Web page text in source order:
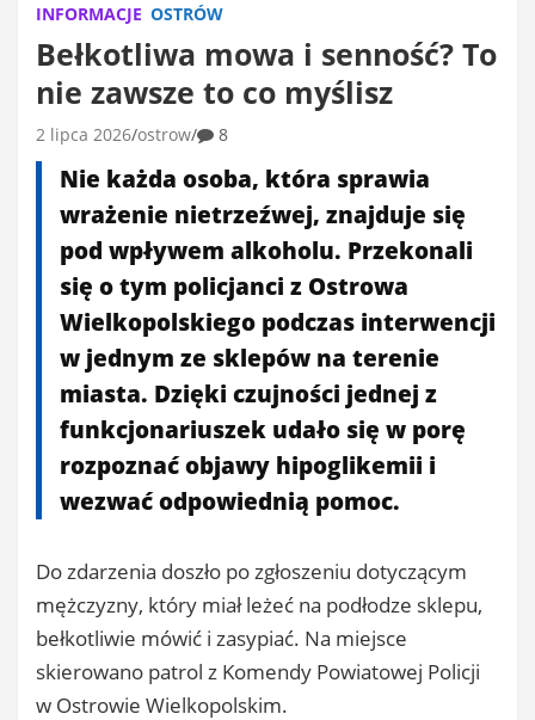
INFORMACJE OSTRÓW
Bełkotliwa mowa i senność? To
nie zawsze to co myślisz
2 lipca 2026 ostrow 8
Nie każda osoba, która sprawia
wrażenie nietrzeźwej, znajduje się
pod wpływem alkoholu. Przekonali
się o tym policjanci z Ostrowa
Wielkopolskiego podczas interwencji
w jednym ze sklepów na terenie
miasta. Dzięki czujności jednej z
funkcjonariuszek udało się w porę
rozpoznać objawy hipoglikemii i
wezwać odpowiednią pomoc.
Do zdarzenia doszło po zgłoszeniu dotyczącym
mężczyzny, który miał leżeć na podłodze sklepu,
bełkotliwie mówić i zasypiać. Na miejsce
skierowano patrol z Komendy Powiatowej Policji
w Ostrowie Wielkopolskim.